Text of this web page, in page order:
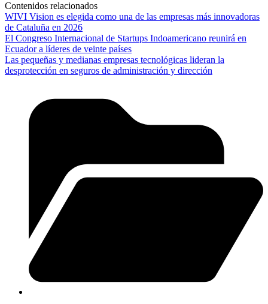
Contenidos relacionados
WIVI Vision es elegida como una de las empresas más innovadoras
de Cataluña en 2026
El Congreso Internacional de Startups Indoamericano reunirá en
Ecuador a líderes de veinte países
Las pequeñas y medianas empresas tecnológicas lideran la
desprotección en seguros de administración y dirección